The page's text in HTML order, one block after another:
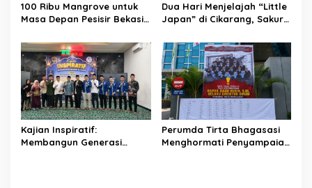
100 Ribu Mangrove untuk
Masa Depan Pesisir Bekasi:
Jababeka Menanam
Harapan yang Tumbuh
Bersama Warga
Dua Hari Menjelajah “Little
Japan” di Cikarang, Sakura
Jababeka Jadi Magnet
Wisata Budaya
Kajian Inspiratif:
Membangun Generasi
Perumda Tirta Bhagasasi
Menghormati Penyampaian